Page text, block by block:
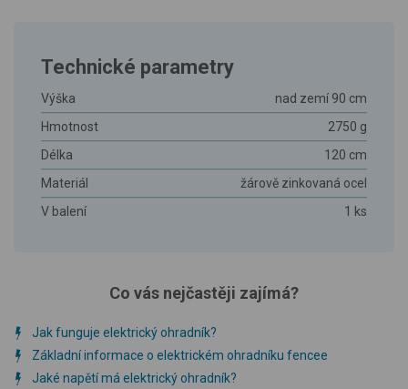
Technické parametry
Výška
nad zemí 90 cm
Hmotnost
2750 g
Délka
120 cm
Materiál
žárově zinkovaná ocel
V balení
1 ks
Co vás nejčastěji zajímá?
Jak funguje elektrický ohradník?
Základní informace o elektrickém ohradníku fencee
Jaké napětí má elektrický ohradník?